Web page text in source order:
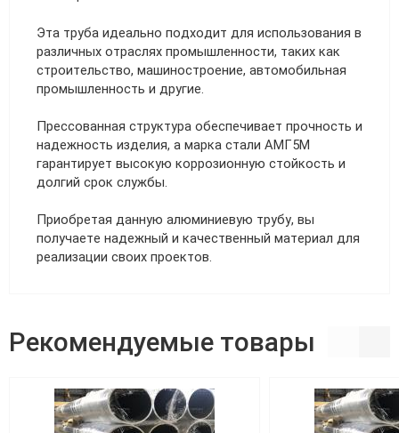
Эта труба идеально подходит для использования в
различных отраслях промышленности, таких как
строительство, машиностроение, автомобильная
промышленность и другие.
Прессованная структура обеспечивает прочность и
надежность изделия, а марка стали АМГ5М
гарантирует высокую коррозионную стойкость и
долгий срок службы.
Приобретая данную алюминиевую трубу, вы
получаете надежный и качественный материал для
реализации своих проектов.
Рекомендуемые товары